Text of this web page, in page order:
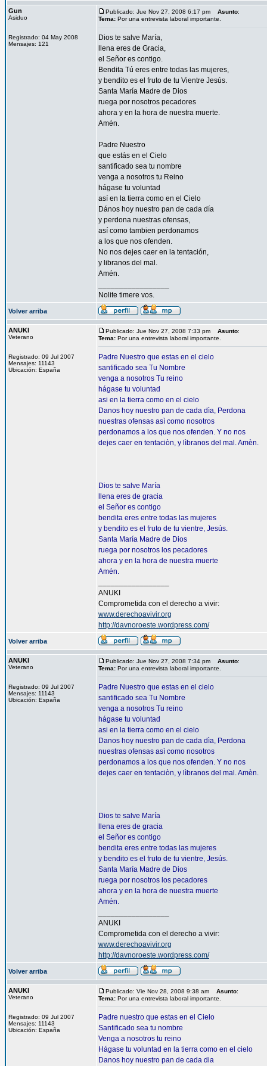
Gun
Asiduo
Registrado: 04 May 2008
Mensajes: 121
Publicado: Jue Nov 27, 2008 6:17 pm Asunto:
Tema: Por una entrevista laboral importante.
Dios te salve María,
llena eres de Gracia,
el Señor es contigo.
Bendita Tú eres entre todas las mujeres,
y bendito es el fruto de tu Vientre Jesús.
Santa María Madre de Dios
ruega por nosotros pecadores
ahora y en la hora de nuestra muerte.
Amén.
Padre Nuestro
que estás en el Cielo
santificado sea tu nombre
venga a nosotros tu Reino
hágase tu voluntad
así en la tierra como en el Cielo
Dános hoy nuestro pan de cada día
y perdona nuestras ofensas,
así como tambien perdonamos
a los que nos ofenden.
No nos dejes caer en la tentación,
y libranos del mal.
Amén.
Nolite timere vos.
Volver arriba
ANUKI
Veterano
Registrado: 09 Jul 2007
Mensajes: 11143
Ubicación: España
Publicado: Jue Nov 27, 2008 7:33 pm Asunto:
Tema: Por una entrevista laboral importante.
Padre Nuestro que estas en el cielo
santificado sea Tu Nombre
venga a nosotros Tu reino
hágase tu voluntad
asi en la tierra como en el cielo
Danos hoy nuestro pan de cada dìa, Perdona
nuestras ofensas asì como nosotros
perdonamos a los que nos ofenden. Y no nos
dejes caer en tentaciòn, y lìbranos del mal. Amèn.
Dios te salve María
llena eres de gracia
el Señor es contigo
bendita eres entre todas las mujeres
y bendito es el fruto de tu vientre, Jesús.
Santa María Madre de Dios
ruega por nosotros los pecadores
ahora y en la hora de nuestra muerte
Amén.
ANUKI
Comprometida con el derecho a vivir:
www.derechoavivir.org
http://davnoroeste.wordpress.com/
Volver arriba
ANUKI
Veterano
Registrado: 09 Jul 2007
Mensajes: 11143
Ubicación: España
Publicado: Jue Nov 27, 2008 7:34 pm Asunto:
Tema: Por una entrevista laboral importante.
Padre Nuestro que estas en el cielo
santificado sea Tu Nombre
venga a nosotros Tu reino
hágase tu voluntad
asi en la tierra como en el cielo
Danos hoy nuestro pan de cada dìa, Perdona
nuestras ofensas asì como nosotros
perdonamos a los que nos ofenden. Y no nos
dejes caer en tentaciòn, y lìbranos del mal. Amèn.
Dios te salve María
llena eres de gracia
el Señor es contigo
bendita eres entre todas las mujeres
y bendito es el fruto de tu vientre, Jesús.
Santa María Madre de Dios
ruega por nosotros los pecadores
ahora y en la hora de nuestra muerte
Amén.
ANUKI
Comprometida con el derecho a vivir:
www.derechoavivir.org
http://davnoroeste.wordpress.com/
Volver arriba
ANUKI
Veterano
Registrado: 09 Jul 2007
Mensajes: 11143
Ubicación: España
Publicado: Vie Nov 28, 2008 9:38 am Asunto:
Tema: Por una entrevista laboral importante.
Padre nuestro que estas en el Cielo
Santificado sea tu nombre
Venga a nosotros tu reino
Hágase tu voluntad en la tierra como en el cielo
Danos hoy nuestro pan de cada dia